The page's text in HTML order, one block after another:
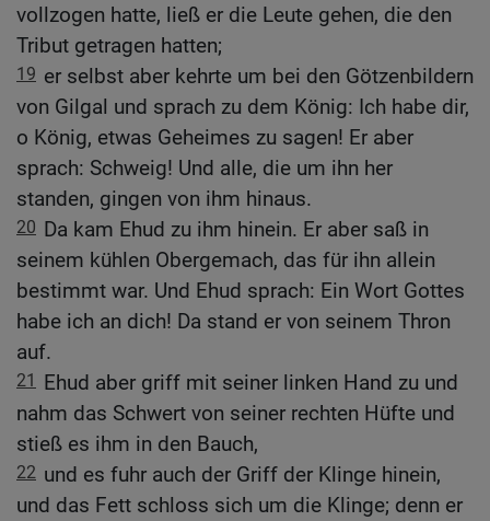
vollzogen hatte, ließ er die Leute gehen, die den
Tribut getragen hatten;
19 er selbst aber kehrte um bei den Götzenbildern
von Gilgal und sprach zu dem König: Ich habe dir,
o König, etwas Geheimes zu sagen! Er aber
sprach: Schweig! Und alle, die um ihn her
standen, gingen von ihm hinaus.
20 Da kam Ehud zu ihm hinein. Er aber saß in
seinem kühlen Obergemach, das für ihn allein
bestimmt war. Und Ehud sprach: Ein Wort Gottes
habe ich an dich! Da stand er von seinem Thron
auf.
21 Ehud aber griff mit seiner linken Hand zu und
nahm das Schwert von seiner rechten Hüfte und
stieß es ihm in den Bauch,
22 und es fuhr auch der Griff der Klinge hinein,
und das Fett schloss sich um die Klinge; denn er